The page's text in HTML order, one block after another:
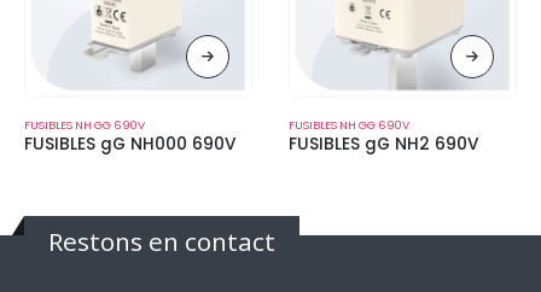
FUSIBLES NH GG 690V
FUSIBLES gG NH000 690V
FUSIBLES NH GG 690V
FUSIBLES gG NH2 690V
Restons en contact